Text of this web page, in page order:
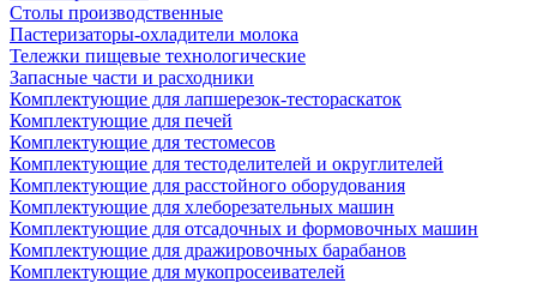
Столы производственные
Пастеризаторы-охладители молока
Тележки пищевые технологические
Запасные части и расходники
Комплектующие для лапшерезок-тестораскаток
Комплектующие для печей
Комплектующие для тестомесов
Комплектующие для тестоделителей и округлителей
Комплектующие для расстойного оборудования
Комплектующие для хлеборезательных машин
Комплектующие для отсадочных и формовочных машин
Комплектующие для дражировочных барабанов
Комплектующие для мукопросеивателей